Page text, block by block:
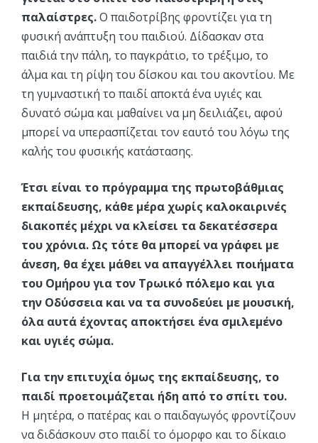
παλαίστρες.Ο παιδοτρίβης φροντίζει για τη
φυσική ανάπτυξη του παιδιού. Δίδασκαν στα
παιδιά την πάλη, το παγκράτιο, το τρέξιμο, το
άλμα και τη ρίψη του δίσκου και του ακοντίου. Με
τη γυμναστική το παιδί αποκτά ένα υγιές και
δυνατό σώμα και μαθαίνει να μη δειλιάζει, αφού
μπορεί να υπερασπίζεται τον εαυτό του λόγω της
καλής του φυσικής κατάστασης.
Έτσι είναι το πρόγραμμα της πρωτοβάθμιας
εκπαίδευσης, κάθε μέρα χωρίς καλοκαιρινές
διακοπές μέχρι να κλείσει τα δεκατέσσερα
του χρόνια. Ως τότε θα μπορεί να γράφει με
άνεση, θα έχει μάθει να απαγγέλλει ποιήματα
του Ομήρου για τον Τρωικό πόλεμο και για
την Οδύσσεια και να τα συνοδεύει με μουσική,
όλα αυτά έχοντας αποκτήσει ένα σμιλεμένο
και υγιές σώμα.
Για την επιτυχία όμως της εκπαίδευσης, το
παιδί προετοιμάζεται ήδη από το σπίτι του.
Η μητέρα, ο πατέρας και ο παιδαγωγός φροντίζουν
να διδάσκουν στο παιδί το όμορφο και το δίκαιο